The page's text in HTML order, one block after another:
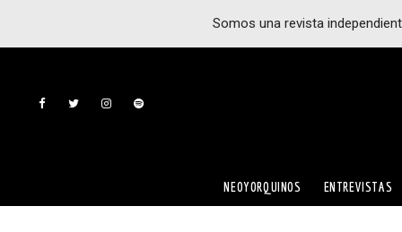
Somos una revista
NEOYORQUINOS ENTREVISTAS